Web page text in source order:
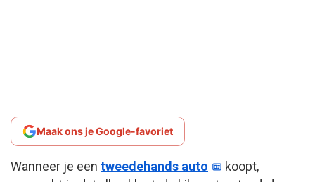
Maak ons je Google-favoriet
Wanneer je een tweedehands auto
koopt,